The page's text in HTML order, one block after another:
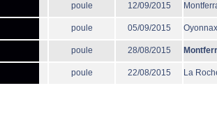
poule 12/09/2015
poule 05/09/2015 Oyonnax
poule 28/08/2015
poule 22/08/2015 La